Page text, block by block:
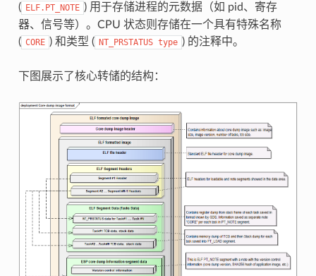
( ELF.PT_NOTE ) 用于存储进程的元数据（如 pid、寄存
器、信号等）。CPU 状态则存储在一个具有特殊名称
( CORE ) 和类型 ( NT_PRSTATUS type ) 的注释中。
下图展示了核心转储的结构：